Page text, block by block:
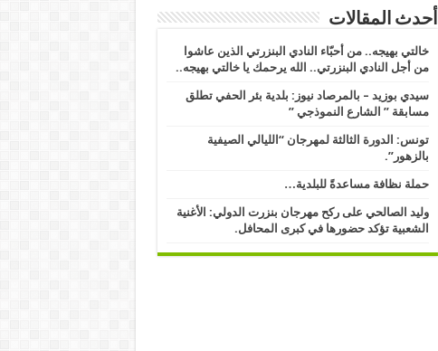
أحدث المقالات
خالتي بهيجه.. من أحبّاء النادي البنزرتي الذين عاشوا
من أجل النادي البنزرتي.. الله يرحمك يا خالتي بهيجه..
سيدي بوزيد – بالمرصاد نيوز: بلدية بئر الحفي تطلق
مسابقة ” الشارع النموذجي ” ​
تونس: الدورة الثالثة لمهرجان “الليالي الصيفية
بالزهور”.
حملة نظافة مساعدةً للبلدية…
وليد الصالحي على ركح مهرجان بنزرت الدولي: الأغنية
الشعبية تؤكد حضورها في كبرى المحافل.